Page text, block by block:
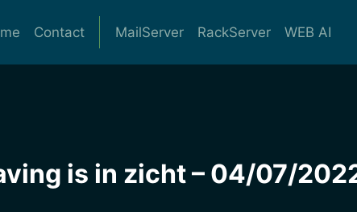
Contact MailServer RackServer WEB AI
is in zicht – 04/07/